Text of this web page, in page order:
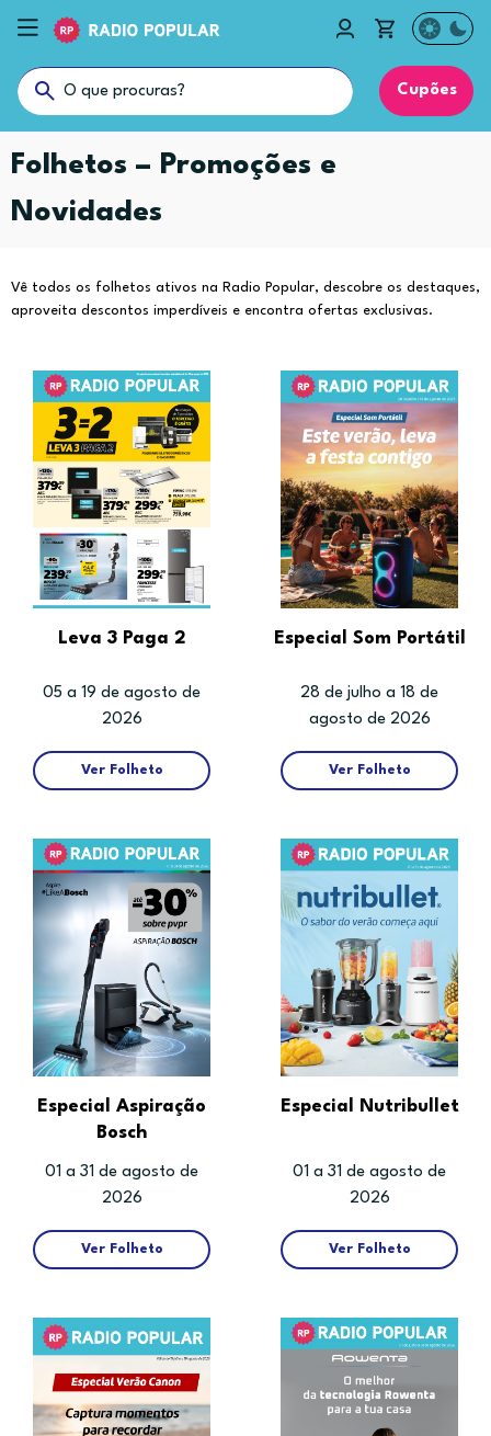
Cupões
Folhetos – Promoções e
Novidades
Vê todos os folhetos ativos na Radio Popular, descobre os destaques,
aproveita descontos imperdíveis e encontra ofertas exclusivas.
Leva 3 Paga 2
05 a 19 de agosto de
2026
Ver Folheto
Especial Som Portátil
28 de julho a 18 de
agosto de 2026
Ver Folheto
Especial Aspiração
Bosch
01 a 31 de agosto de
2026
Ver Folheto
Especial Nutribullet
01 a 31 de agosto de
2026
Ver Folheto